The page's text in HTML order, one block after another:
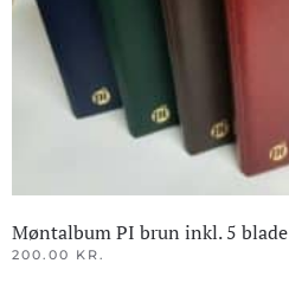
Møntalbum PI brun inkl. 5 blade
200.00 KR.